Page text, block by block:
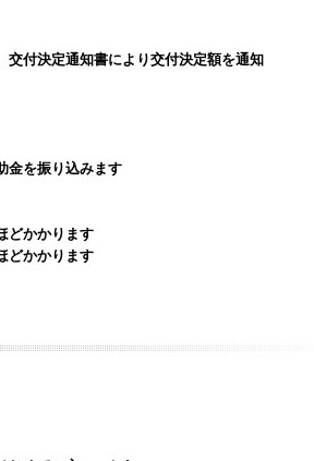
付決定通知書により交付決定額を通知
を振り込みます
かかります
かかります